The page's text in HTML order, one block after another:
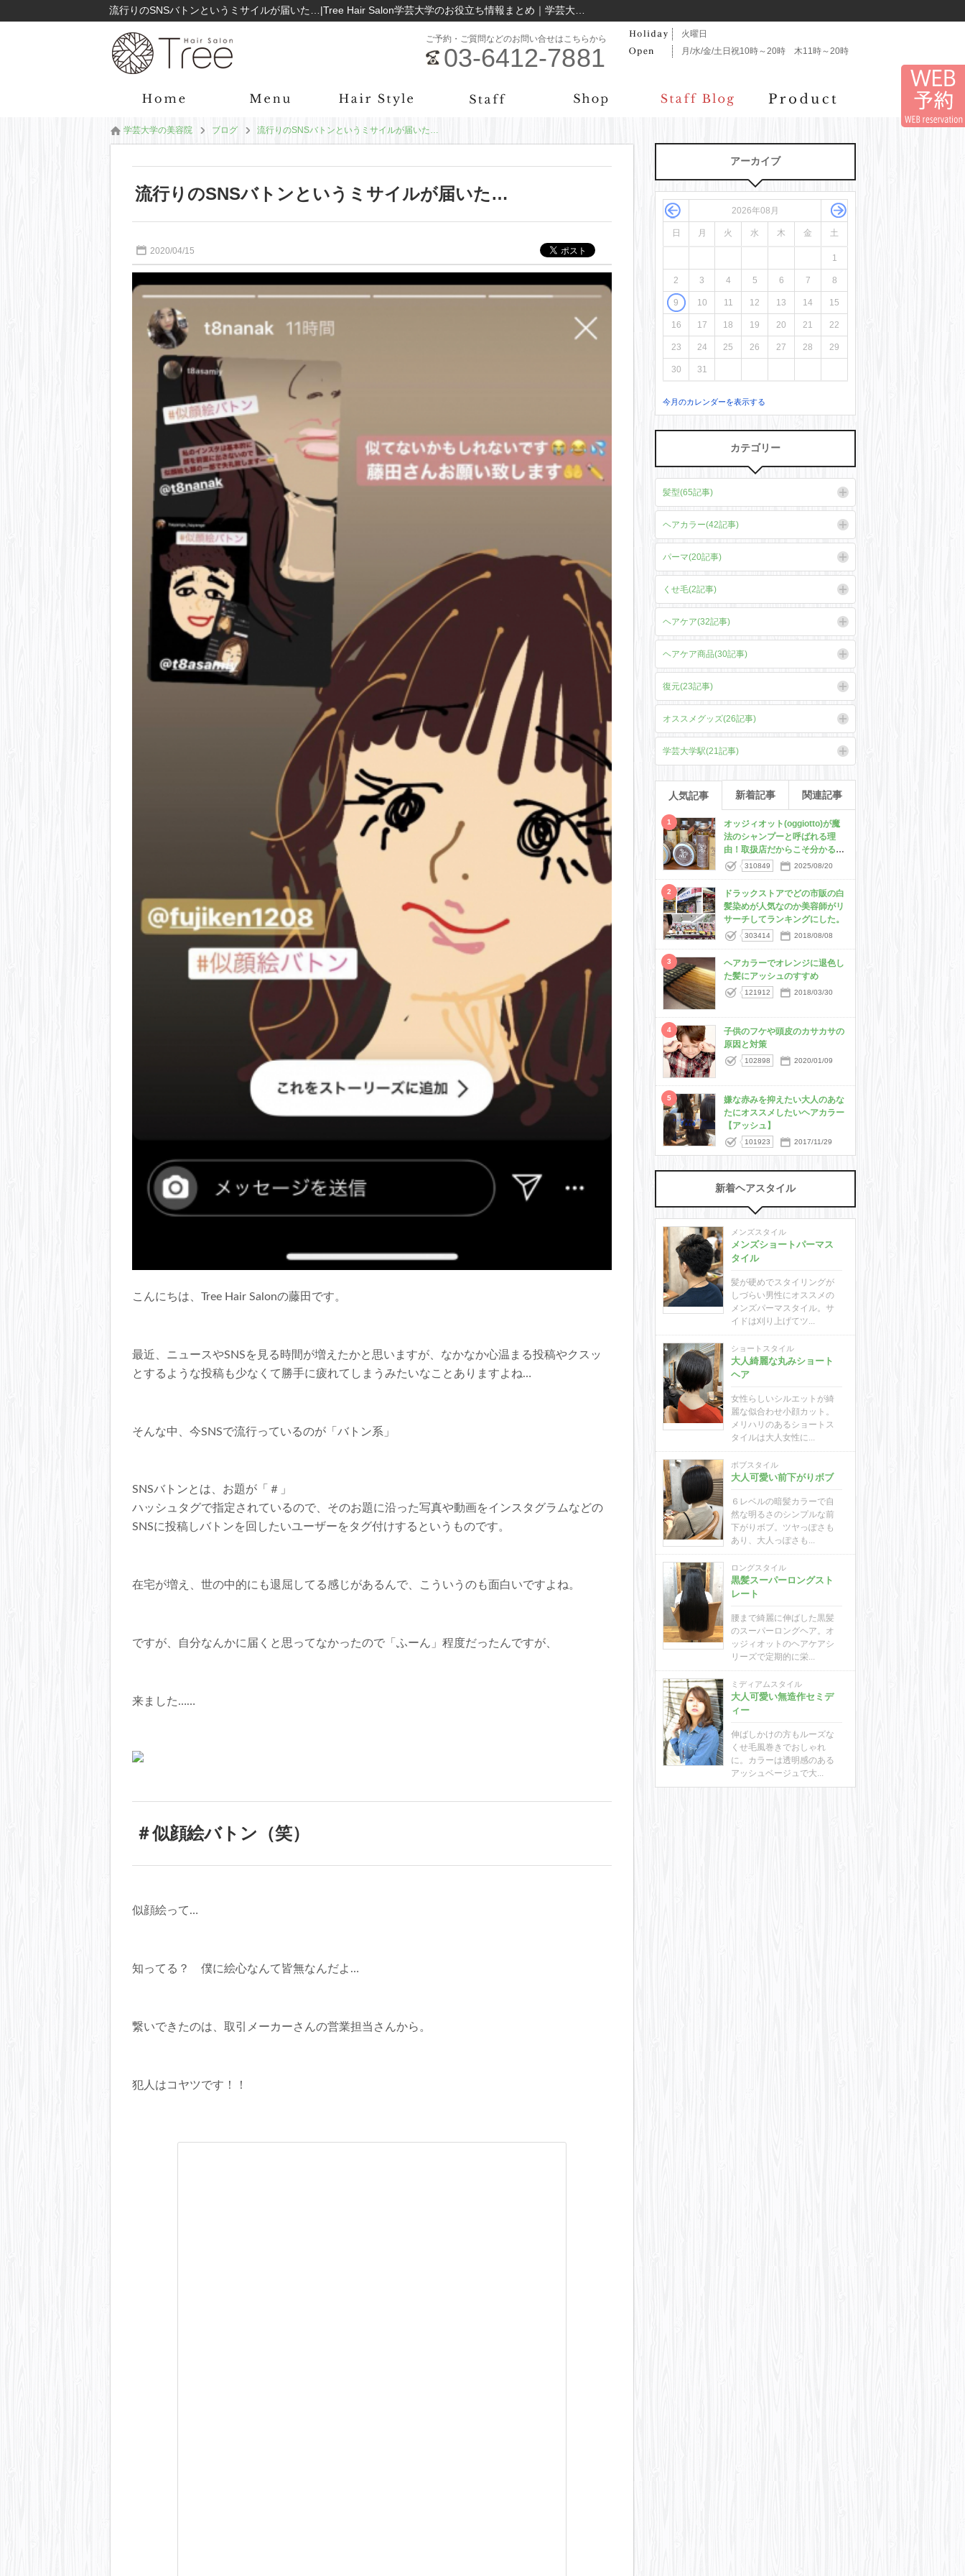
火曜日
月/水/金/土日祝10時～20時 木11時～20時
ご予約・ご質問などのお問い合せはこちらから
03-6412-7881
学芸大学の美容院 ブログ 流行りのSNSバトンというミサイルが届いた…
流行りのSNSバトンというミサイルが届いた…
2020/04/15
こんにちは、Tree Hair Salonの藤田です。
最近、ニュースやSNSを見る時間が増えたかと思いますが、なかなか心温まる投稿やクスッ
とするような投稿も少なくて勝手に疲れてしまうみたいなことありますよね…
そんな中、今SNSで流行っているのが「バトン系」
SNSバトンとは、お題が「＃」
ハッシュタグで指定されているので、そのお題に沿った写真や動画をインスタグラムなどの
SNSに投稿しバトンを回したいユーザーをタグ付けするというものです。
在宅が増え、世の中的にも退屈してる感じがあるんで、こういうのも面白いですよね。
ですが、自分なんかに届くと思ってなかったので「ふーん」程度だったんですが、
来ました……
＃似顔絵バトン（笑）
似顔絵って…
知ってる？ 僕に絵心なんて皆無なんだよ…
繋いできたのは、取引メーカーさんの営業担当さんから。
犯人はコヤツです！！
アーカイブ
2026年08月
日 月 火 水 木 金 土
1
2 3 4 5 6 7 8
9 10 11 12 13 14 15
16 17 18 19 20 21 22
23 24 25 26 27 28 29
30 31
今月のカレンダーを表示する
カテゴリー
髪型(65記事)
ヘアカラー(42記事)
パーマ(20記事)
くせ毛(2記事)
ヘアケア(32記事)
ヘアケア商品(30記事)
復元(23記事)
オススメグッズ(26記事)
学芸大学駅(21記事)
人気記事 新着記事 関連記事
1
オッジィオット(oggiotto)が魔
法のシャンプーと呼ばれる理
由！取扱店だからこそ分かる髪
質改善力310849 2025/08/20
2
ドラックストアでどの市販の白
髪染めが人気なのか美容師がリ
サーチしてランキングにした。
303414 2018/08/08
3
ヘアカラーでオレンジに退色し
た髪にアッシュのすすめ
121912 2018/03/30
4
子供のフケや頭皮のカサカサの
原因と対策
102898 2020/01/09
5
嫌な赤みを抑えたい大人のあな
たにオススメしたいヘアカラー
【アッシュ】
101923 2017/11/29
新着ヘアスタイル
メンズスタイル
メンズショートパーマス
タイル
髪が硬めでスタイリングが
しづらい男性にオススメの
メンズパーマスタイル。サ
イドは刈り上げてツ...
ショートスタイル
大人綺麗な丸みショート
ヘア
女性らしいシルエットが綺
麗な似合わせ小顔カット。
メリハリのあるショートス
タイルは大人女性に...
ボブスタイル
大人可愛い前下がりボブ
６レベルの暗髪カラーで自
然な明るさのシンプルな前
下がりボブ。ツヤっぽさも
あり、大人っぽさも...
ロングスタイル
黒髪スーパーロングスト
レート
腰まで綺麗に伸ばした黒髪
のスーパーロングヘア。オ
ッジィオットのヘアケアシ
リーズで定期的に栄...
ミディアムスタイル
大人可愛い無造作セミデ
ィー
伸ばしかけの方もルーズな
くせ毛風巻きでおしゃれ
に。カラーは透明感のある
アッシュベージュで大...